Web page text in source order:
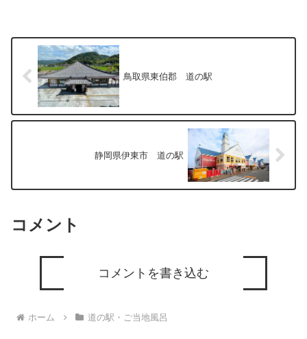
鳥取県東伯郡 道の駅
静岡県伊東市 道の駅
コメント
コメントを書き込む
ホーム 道の駅・ご当地風呂